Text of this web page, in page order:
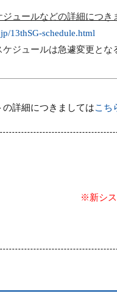
ュールなどの詳細につき
13thSG-schedule.html
ジュールは急遽変更とな
詳細につきましてはこち
※新シス